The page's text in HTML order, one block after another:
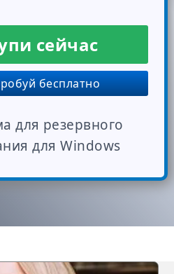
сейчас
бесплатно
для резервного
для Windows